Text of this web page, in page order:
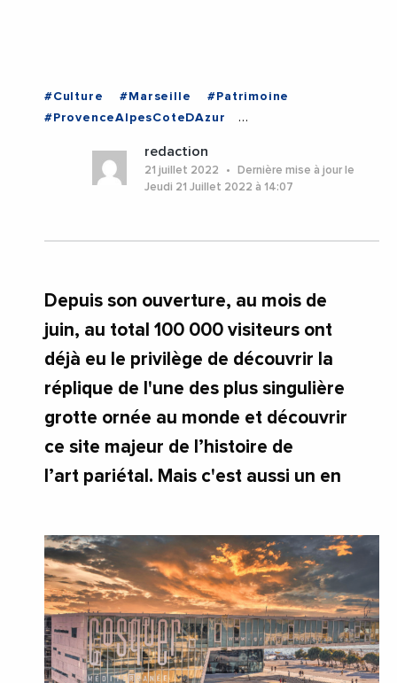
#Culture #Marseille
#Patrimoine
#ProvenceAlpesCoteDAzur
#Tourisme
#Marseille
#ProvenceAlpesCoteDAzur
redaction
21 juillet 2022
Dernière mise à jour le
Jeudi 21 Juillet 2022 à 14:07
Depuis son ouverture, au mois de
juin, au total 100 000 visiteurs ont
déjà eu le privilège de découvrir la
réplique de l'une des plus singulière
grotte ornée au monde et découvrir
ce site majeur de l’histoire de
l’art pariétal. Mais c'est aussi un en